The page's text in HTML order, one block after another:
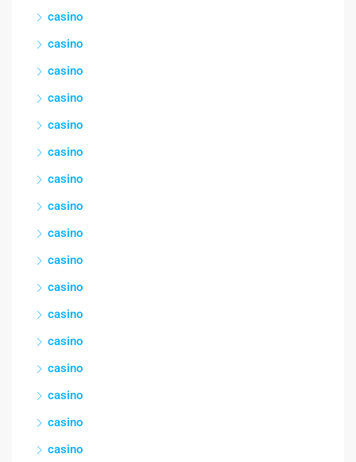
casino
casino
casino
casino
casino
casino
casino
casino
casino
casino
casino
casino
casino
casino
casino
casino
casino